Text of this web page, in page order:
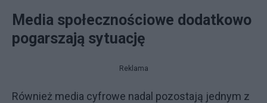
Media społecznościowe dodatkowo
pogarszają sytuację
Reklama
Również media cyfrowe nadal pozostają jednym z